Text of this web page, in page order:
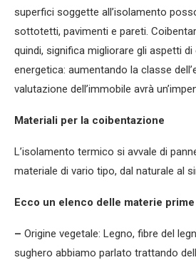
superfici soggette all’isolamento
sottotetti, pavimenti e pareti.
quindi, significa migliorare gli aspetti
energetica: aumentando la classe
valutazione dell’immobile avrà
Materiali per la coibentazione
L’isolamento termico si avvale di
materiale di vario tipo, dal naturale al
Ecco un elenco delle materie
– Origine vegetale: Legno, fibre del
sughero abbiamo parlato trattando